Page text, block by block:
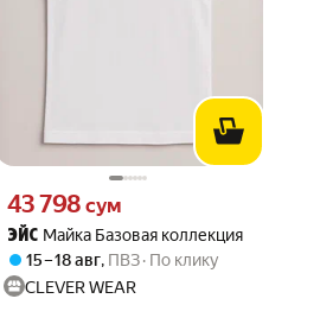
ЭЙС Майка Базовая коллекция
Цена 43798 сум вместо
43 798 сум
15 – 18 авг, ПВЗ По клику
CLEVER WEAR